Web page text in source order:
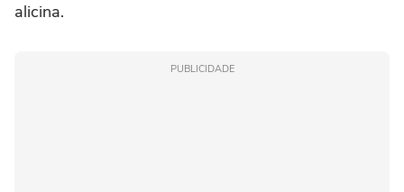
alicina.
PUBLICIDADE